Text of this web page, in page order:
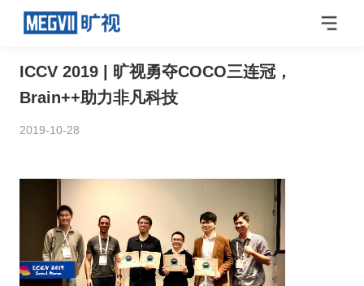
ICCV 2019 | 旷视勇夺COCO三连冠，
Brain++助力非凡科技
2019-10-28